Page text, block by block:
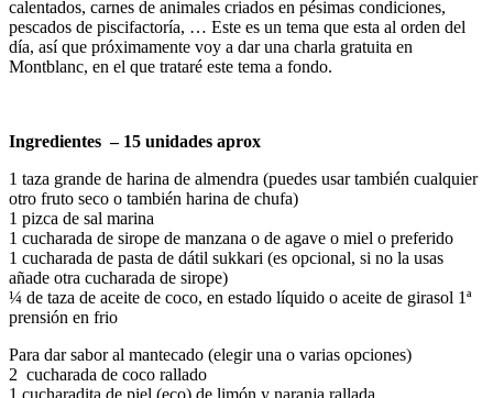
calentados, carnes de animales criados en pésimas condiciones,
pescados de piscifactoría, … Este es un tema que esta al orden del
día, así que próximamente voy a dar una charla gratuita en
Montblanc, en el que trataré este tema a fondo.
Ingredientes – 15 unidades aprox
1 taza grande de harina de almendra (puedes usar también cualquier
otro fruto seco o también harina de chufa)
1 pizca de sal marina
1 cucharada de sirope de manzana o de agave o miel o preferido
1 cucharada de pasta de dátil sukkari (es opcional, si no la usas
añade otra cucharada de sirope)
¼ de taza de aceite de coco, en estado líquido o aceite de girasol 1ª
prensión en frio
Para dar sabor al mantecado (elegir una o varias opciones)
2 cucharada de coco rallado
1 cucharadita de piel (eco) de limón y naranja rallada